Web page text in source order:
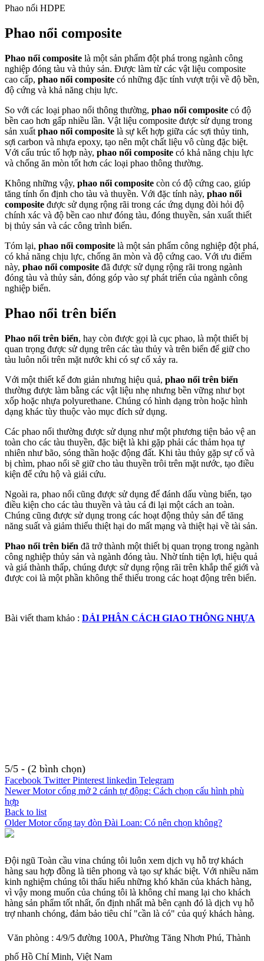
Phao nổi HDPE
Phao nổi composite
Phao nổi composite là một sản phẩm đột phá trong ngành công
nghiệp đóng tàu và thủy sản. Được làm từ các vật liệu composite
cao cấp, phao nổi composite có những đặc tính vượt trội về độ bền,
độ cứng và khả năng chịu lực.
So với các loại phao nổi thông thường, phao nổi composite có độ
bền cao hơn gấp nhiều lần. Vật liệu composite được sử dụng trong
sản xuất phao nổi composite là sự kết hợp giữa các sợi thủy tinh,
sợi carbon và nhựa epoxy, tạo nên một chất liệu vô cùng đặc biệt.
Với cấu trúc tổ hợp này, phao nổi composite có khả năng chịu lực
và chống ăn mòn tốt hơn các loại phao thông thường.
Không những vậy, phao nổi composite còn có độ cứng cao, giúp
tăng tính ổn định cho tàu và thuyền. Với đặc tính này, phao nổi
composite được sử dụng rộng rãi trong các ứng dụng đòi hỏi độ
chính xác và độ bền cao như đóng tàu, đóng thuyền, sản xuất thiết
bị thủy sản và các công trình biển.
Tóm lại, phao nổi composite là một sản phẩm công nghiệp đột phá,
có khả năng chịu lực, chống ăn mòn và độ cứng cao. Với ưu điểm
này, phao nổi composite đã được sử dụng rộng rãi trong ngành
đóng tàu và thủy sản, đóng góp vào sự phát triển của ngành công
nghiệp biển.
Phao nổi trên biển
Phao nổi trên biển, hay còn được gọi là cục phao, là một thiết bị
quan trọng được sử dụng trên các tàu thủy và trên biển để giữ cho
tàu luôn nổi trên mặt nước khi có sự cố xảy ra.
Với một thiết kế đơn giản nhưng hiệu quả, phao nổi trên biển
thường được làm bằng các vật liệu nhẹ nhưng bền vững như bọt
xốp hoặc nhựa polyurethane. Chúng có hình dạng tròn hoặc hình
dạng khác tùy thuộc vào mục đích sử dụng.
Các phao nổi thường được sử dụng như một phương tiện bảo vệ an
toàn cho các tàu thuyền, đặc biệt là khi gặp phải các thảm họa tự
nhiên như bão, sóng thần hoặc động đất. Khi tàu thủy gặp sự cố và
bị chìm, phao nổi sẽ giữ cho tàu thuyền trôi trên mặt nước, tạo điều
kiện để cứu hộ và giải cứu.
Ngoài ra, phao nổi cũng được sử dụng để đánh dấu vùng biển, tạo
điều kiện cho các tàu thuyền và tàu cá đi lại một cách an toàn.
Chúng cũng được sử dụng trong các hoạt động thủy sản để tăng
năng suất và giảm thiểu thiệt hại do mất mạng và thiệt hại về tài sản.
Phao nổi trên biển đã trở thành một thiết bị quan trọng trong ngành
công nghiệp thủy sản và ngành đóng tàu. Nhờ tính tiện lợi, hiệu quả
và giá thành thấp, chúng được sử dụng rộng rãi trên khắp thế giới và
được coi là một phần không thể thiếu trong các hoạt động trên biển.
Bài viết tham khảo : DẢI PHÂN CÁCH GIAO THÔNG NHỰA
5/5 - (2 bình chọn)
Facebook Twitter Pinterest linkedin Telegram
Newer Motor cổng mở 2 cánh tự động: Cách chọn cấu hình phù
hợp
Back to list
Older Motor cổng tay đòn Đài Loan: Có nên chọn không?
Đội ngũ Toàn cầu vina chúng tôi luôn xem dịch vụ hỗ trợ khách
hàng sau hợp đồng là tiên phong và tạo sự khác biệt. Với nhiều năm
kinh nghiệm chúng tôi thấu hiểu những khó khăn của khách hàng,
vì vậy mong muốn của chúng tôi là không chỉ mang lại cho khách
hàng sản phẩm tốt nhất, ổn định nhất mà bên cạnh đó là dịch vụ hỗ
trợ nhanh chóng, đảm bảo tiêu chí "cần là có" của quý khách hàng.
Văn phòng : 4/9/5 đường 100A, Phường Tăng Nhơn Phú, Thành
phố Hồ Chí Minh, Việt Nam